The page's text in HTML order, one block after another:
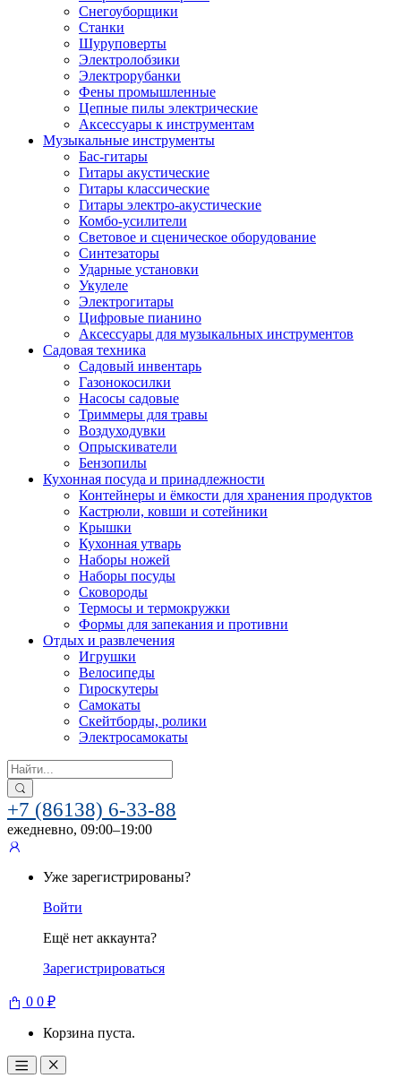
Снегоуборщики
Станки
Шуруповерты
Электролобзики
Электрорубанки
Фены промышленные
Цепные пилы электрические
Аксессуары к инструментам
Музыкальные инструменты
Бас-гитары
Гитары акустические
Гитары классические
Гитары электро-акустические
Комбо-усилители
Световое и сценическое оборудование
Синтезаторы
Ударные установки
Укулеле
Электрогитары
Цифровые пианино
Аксессуары для музыкальных инструментов
Садовая техника
Садовый инвентарь
Газонокосилки
Насосы садовые
Триммеры для травы
Воздуходувки
Опрыскиватели
Бензопилы
Кухонная посуда и принадлежности
Контейнеры и ёмкости для хранения продуктов
Кастрюли, ковши и сотейники
Крышки
Кухонная утварь
Наборы ножей
Наборы посуды
Сковороды
Термосы и термокружки
Формы для запекания и противни
Отдых и развлечения
Игрушки
Велосипеды
Гироскутеры
Самокаты
Скейтборды, ролики
Электросамокаты
Search
for:
+7 (86138) 6-33-88
ежедневно, 09:00–19:00
Уже зарегистрированы?
Войти
Ещё нет аккаунта?
Зарегистрироваться
0 0 ₽
Корзина пуста.